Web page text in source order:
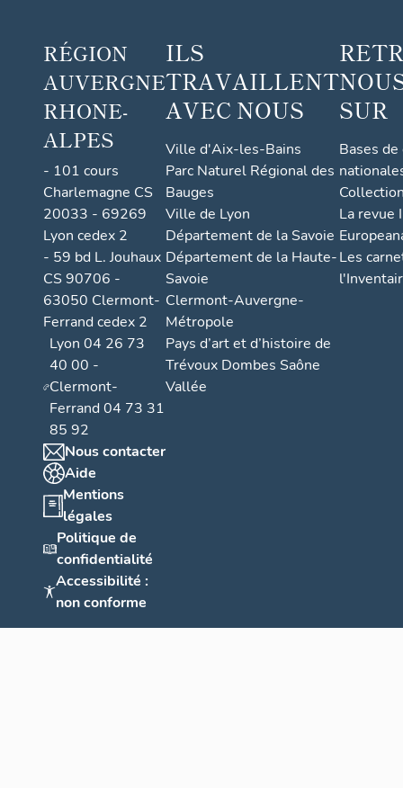
RÉGION
AUVERGNE
RHONE-
ALPES
- 101 cours
Charlemagne CS
20033 - 69269
Lyon cedex 2
- 59 bd L. Jouhaux
CS 90706 -
63050 Clermont-
Ferrand cedex 2
Lyon 04 26 73
40 00 -
Clermont-
Ferrand 04 73 31
85 92
Nous contacter
Aide
Mentions
légales
Politique de
confidentialité
Accessibilité :
non conforme
ILS
TRAVAILLENT
AVEC NOUS
Ville d'Aix-les-Bains
Parc Naturel Régional des
Bauges
Ville de Lyon
Département de la Savoie
Département de la Haute-
Savoie
Clermont-Auvergne-
Métropole
Pays d’art et d’histoire de
Trévoux Dombes Saône
Vallée
SUR
Bases
La revue
Les